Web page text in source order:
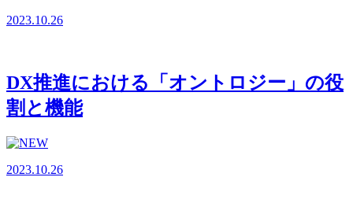
2023.10.26
DX推進における「オントロジー」の役
割と機能
2023.10.26